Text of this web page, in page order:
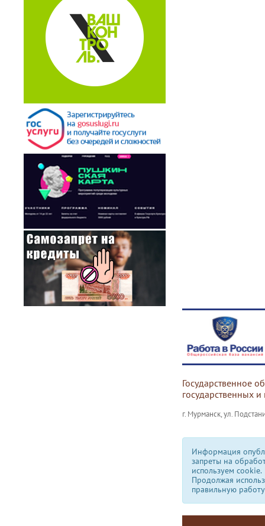
Государственное
государственных
г. Мурманск, ул.
Информация
запреты на
используем сookie.
Продолжая
правильную